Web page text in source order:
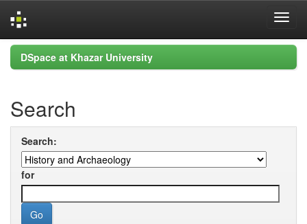
Skip
navigation
DSpace at Khazar University
Search
Search:
for